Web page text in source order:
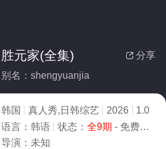
 分享
胜元家(全集)
别名：shengyuanjia
韩国 真人秀,日韩综艺 2026
1.0
语言： 韩语 状态： 全9期 - 免费在线观看
导演： 未知